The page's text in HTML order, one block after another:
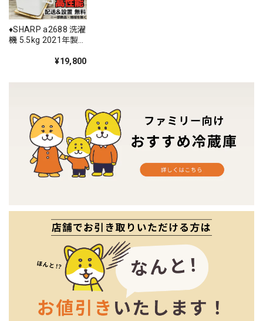
♦️SHARP a2688 洗濯
機 5.5kg 2021年製
¥19,800